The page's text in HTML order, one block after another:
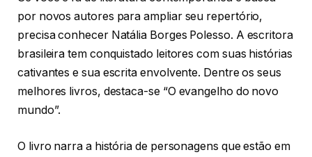
por novos autores para ampliar seu repertório,
precisa conhecer Natália Borges Polesso. A escritora
brasileira tem conquistado leitores com suas histórias
cativantes e sua escrita envolvente. Dentre os seus
melhores livros, destaca-se “O evangelho do novo
mundo”.
O livro narra a história de personagens que estão em